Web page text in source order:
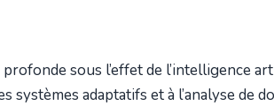
sous l’effet de l’intelligence
systèmes adaptatifs et à l’analyse de